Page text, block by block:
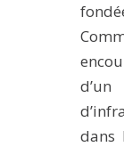
dans